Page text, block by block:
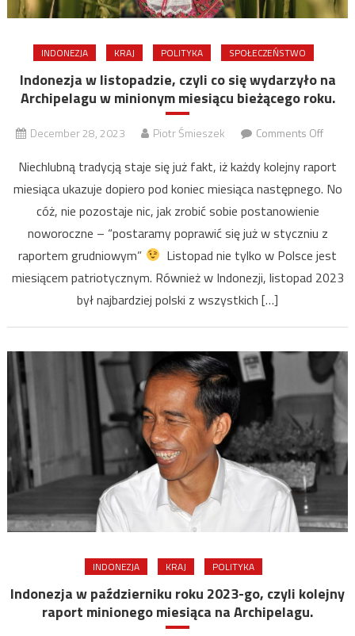
INDONEZJA KRAJ POLITYKA SPOŁECZEŃSTWO
Indonezja w listopadzie, czyli co się wydarzyło na
Archipelagu w minionym miesiącu bieżącego roku.
December 28, 2023 Piotr Śmieszek Comments Offon
w
co
się
w
roku.
Niechlubną tradycją staje się już fakt, iż każdy kolejny raport
miesiąca ukazuje dopiero pod koniec miesiąca następnego. No
cóż, nie pozostaje nic, jak zrobić sobie postanowienie
noworoczne – “postaramy poprawić się już w styczniu z
raportem grudniowym”
Listopad nie tylko w Polsce jest
miesiącem patriotycznym. Również w Indonezji, listopad 2023
był najbardziej polski z wszystkich […]
INDONEZJA KRAJ POLITYKA
Indonezja w październiku roku 2023-go, czyli kolejny
raport minionego miesiąca na Archipelagu.